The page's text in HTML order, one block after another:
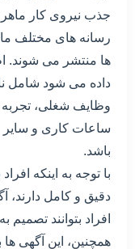
جذب نیروی کار ماهر
رسانه های مختلف
ها منتشر می شوند.
داده می شود شامل
وظایف شغلی، تجربه
ساعات کاری و
باشد.
با توجه به اینکه
دقیق و کامل دارند،
افراد بتوانند
همچنین، این آگهی